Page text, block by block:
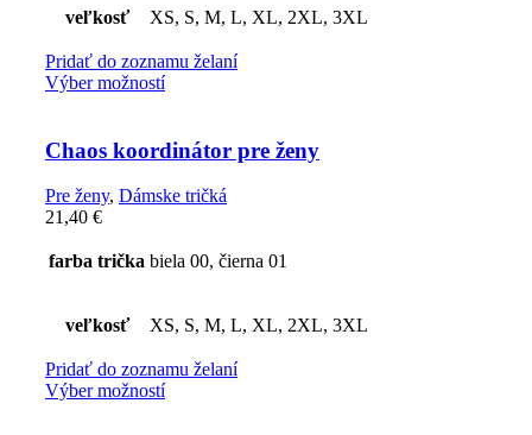
veľkosť XS, S, M, L, XL, 2XL, 3XL
Pridať do zoznamu želaní
Výber možností
Chaos koordinátor pre ženy
Pre ženy, Dámske tričká
21,40 €
farba trička biela 00, čierna 01
veľkosť XS, S, M, L, XL, 2XL, 3XL
Pridať do zoznamu želaní
Výber možností